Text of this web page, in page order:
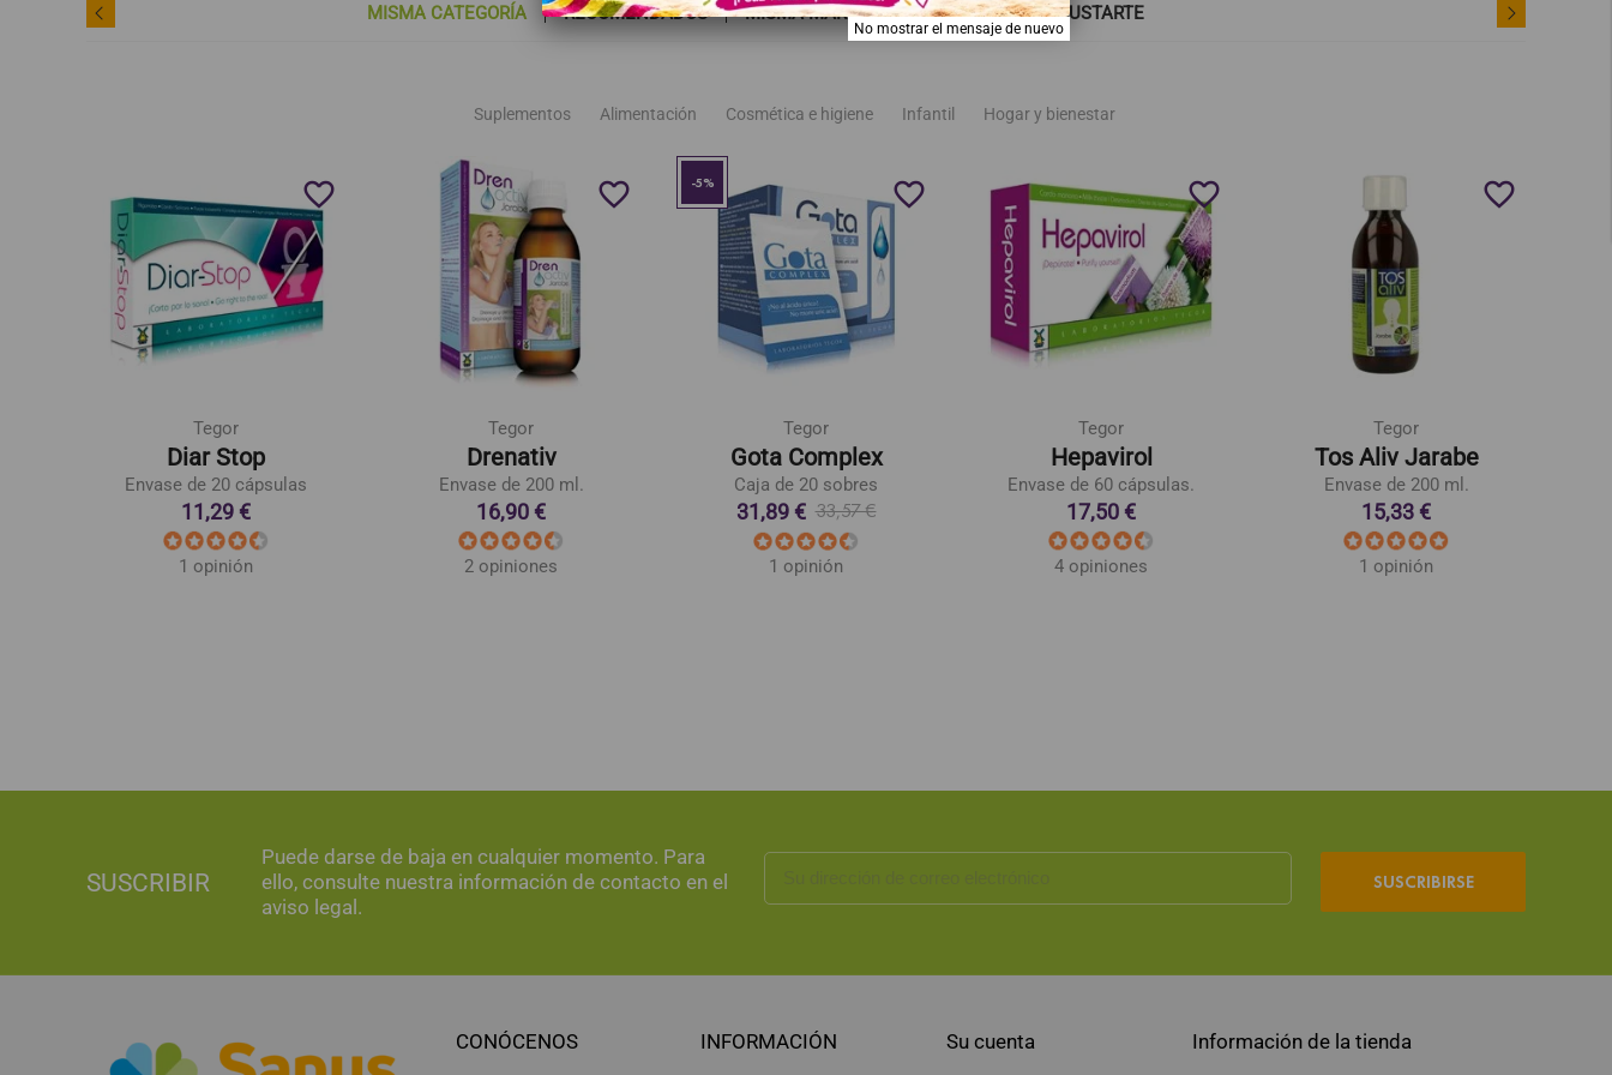
MISMA CATEGORÍA RECOMENDADOS MISMA MARCA TAMBIÉN PODRÍA GUSTARTE
Suplementos Alimentación Cosmética e higiene Infantil Hogar y bienestar
Tegor
Diar Stop
Envase de 20 cápsulas
11,29 €
1 opinión
favorite_border
Tegor
Drenativ
Envase de 200 ml.
16,90 €
2 opiniones
favorite_border -5%
Tegor
Gota Complex
Caja de 20 sobres
31,89 € 33,57 €
1 opinión
favorite_border
Tegor
Hepavirol
Envase de 60 cápsulas.
17,50 €
4 opiniones
favorite_border
Tegor
Tos Aliv Jarabe
Envase de 200 ml.
15,33 €
1 opinión
favorite_border
SUSCRIBIR
Puede darse de baja en cualquier momento. Para
ello, consulte nuestra información de contacto en el
aviso legal.
SUSCRIBIRSE
CONÓCENOS INFORMACIÓN Su cuenta Información de la tienda
No mostrar el mensaje de nuevo